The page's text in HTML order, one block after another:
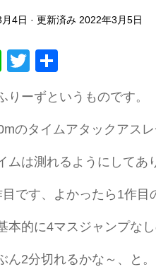
4日 · 更新済み 2022年3月5日
LineTwitter
りーずというものです。
のタイムアタックアスレ
ムは測れるようにしてあ
です、よかったら1作目
本的に4マスジャンプな
ん2分切れるかな～、と。